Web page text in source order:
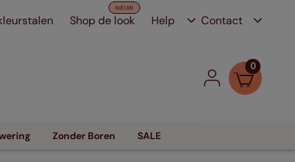
Shop de look Help Contact
0
Zonder Boren SALE